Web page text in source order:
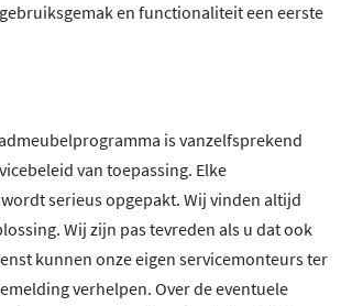
en functionaliteit een eerste
is vanzelfsprekend
van toepassing. Elke
serieus opgepakt. Wij vinden altijd
Wij zijn pas tevreden als u dat ook
kunnen onze eigen servicemonteurs ter
verhelpen. Over de eventuele